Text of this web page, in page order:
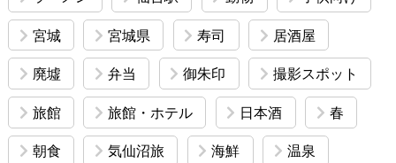
宮城
宮城県 寿司
居酒屋
廃墟
弁当 御朱印
撮影スポット
旅館
旅館・ホテル 日本酒
春
朝食
気仙沼旅 海鮮
温泉